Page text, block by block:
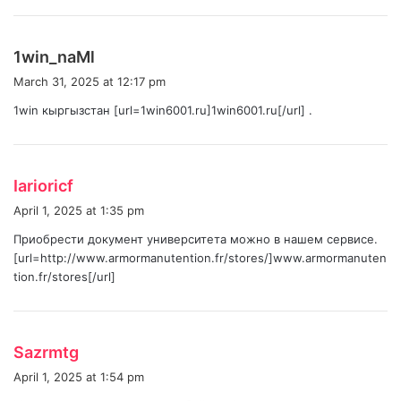
1win_naMl
a
s
March 31, 2025 at 12:17 pm
1win кыргызстан [url=1win6001.ru]1win6001.ru[/url] .
Iarioricf
a
s
:
April 1, 2025 at 1:35 pm
Приобрести документ университета можно в нашем сервисе.
[url=http://www.armormanutention.fr/stores/]www.armormanuten
tion.fr/stores[/url]
Sazrmtg
a
April 1, 2025 at 1:54 pm